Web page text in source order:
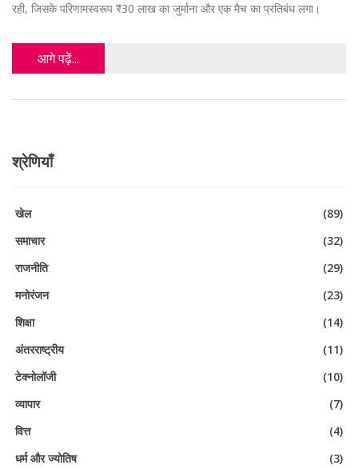
रही, जिसके परिणामस्वरूप ₹30 लाख का जुर्माना और एक मैच का प्रतिबंध लगा।
आगे पढ़ें...
श्रेणियाँ
खेल
(89)
समाचार
(32)
राजनीति
(29)
मनोरंजन
(23)
शिक्षा
(14)
अंतरराष्ट्रीय
(11)
टेक्नोलॉजी
(10)
व्यापार
(7)
वित्त
(4)
धर्म और ज्योतिष
(3)